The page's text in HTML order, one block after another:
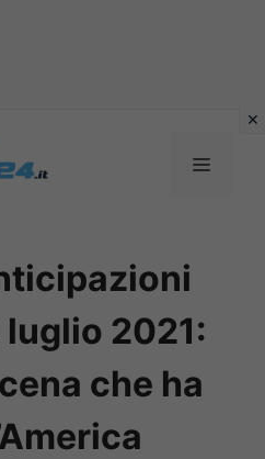
MENU
luglio 2021:
che ha